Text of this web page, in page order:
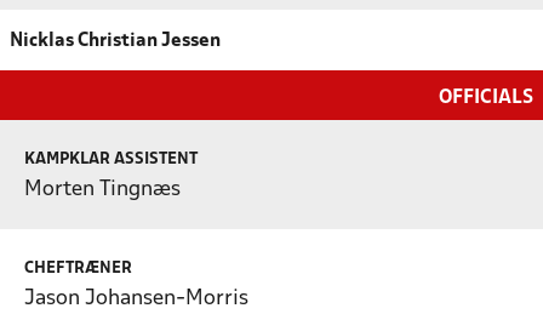
Nicklas Christian Jessen
OFFICIALS
KAMPKLAR ASSISTENT
Morten Tingnæs
CHEFTRÆNER
Jason Johansen-Morris